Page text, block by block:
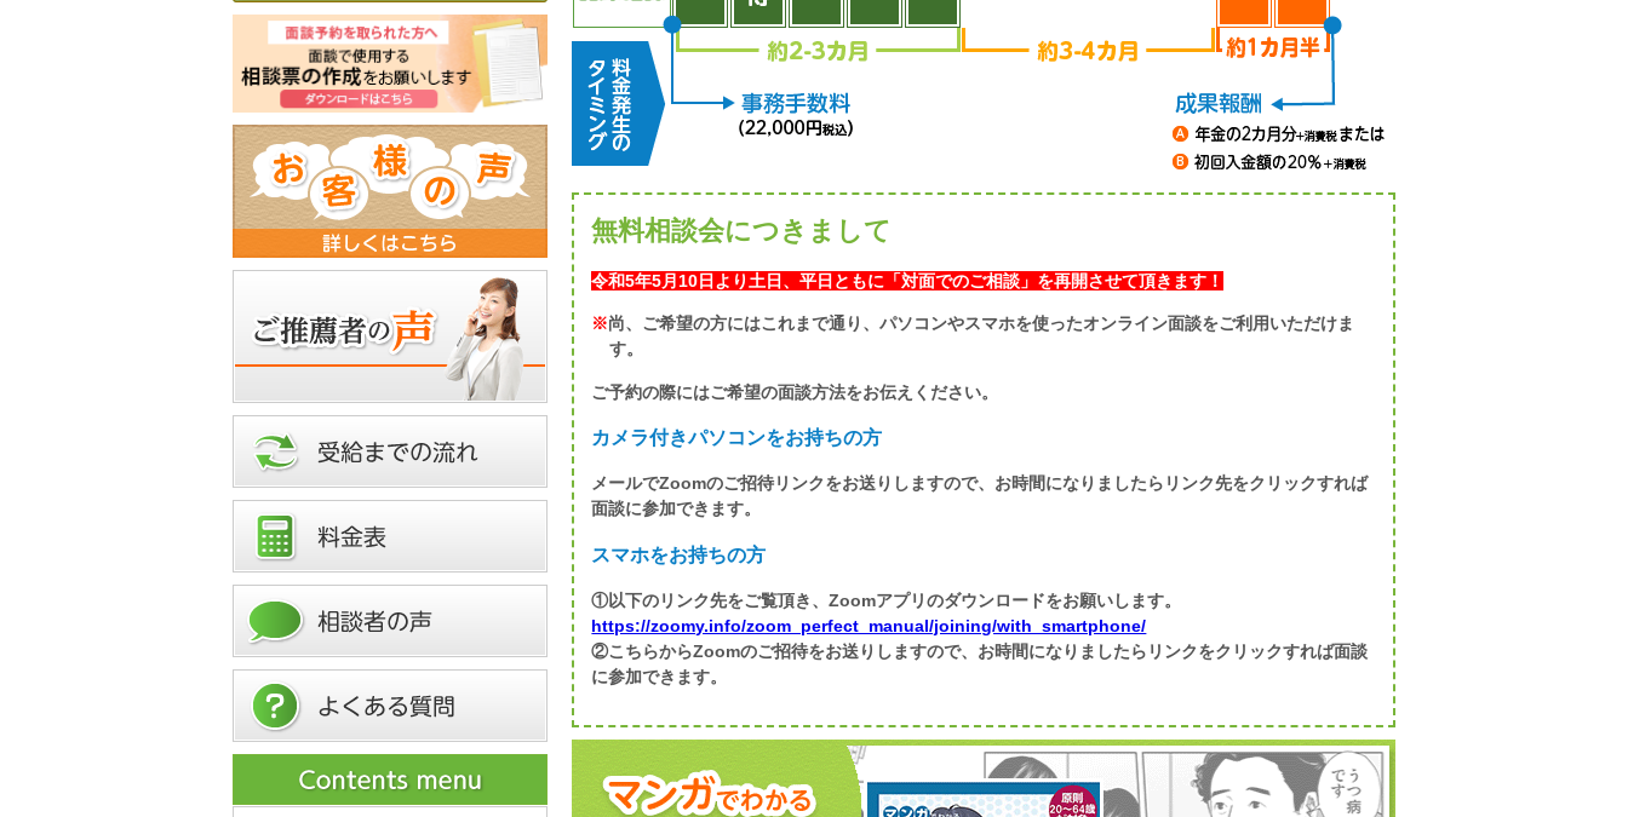
無料相談会につきまして
令和5年5月10日より土日、平日ともに「対面でのご相談」を再開させて頂きます！
※尚、ご希望の方にはこれまで通り、パソコンやスマホを使ったオンライン面談をご利用いただけま
す。
ご予約の際にはご希望の面談方法をお伝えください。
カメラ付きパソコンをお持ちの方
メールでZoomのご招待リンクをお送りしますので、お時間になりましたらリンク先をクリックすれば
面談に参加できます。
スマホをお持ちの方
①以下のリンク先をご覧頂き、Zoomアプリのダウンロードをお願いします。
https://zoomy.info/zoom_perfect_manual/joining/with_smartphone/
②こちらからZoomのご招待をお送りしますので、お時間になりましたらリンクをクリックすれば面談
に参加できます。